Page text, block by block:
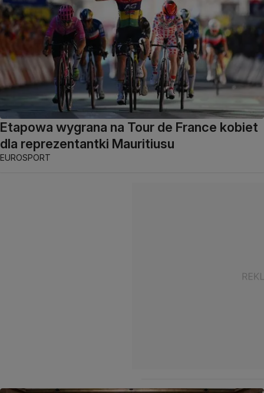
Etapowa wygrana na Tour de France kobiet
dla reprezentantki Mauritiusu
EUROSPORT